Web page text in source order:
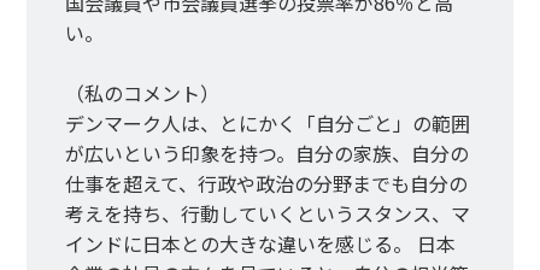
い。
（私のコメント）
デンマーク人は、とにかく「自分ごと」の範囲
が広いという印象を持つ。自分の家族、自分の
仕事を超えて、行政や政治の分野までも自分の
考えを持ち、行動していくというスタンス、マ
インドに日本との大きな違いを感じる。 日本